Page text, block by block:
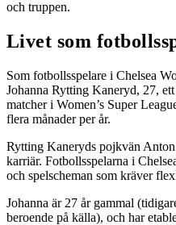
och truppen.
Livet som
Som fotbollsspelare i Chelsea
Johanna Rytting Kaneryd, 27,
matcher i Women’s Super
flera månader per år.
Rytting Kaneryds pojkvän
karriär. Fotbollsspelarna i
och spelscheman som kräver
Johanna är 27 år gammal
beroende på källa), och har